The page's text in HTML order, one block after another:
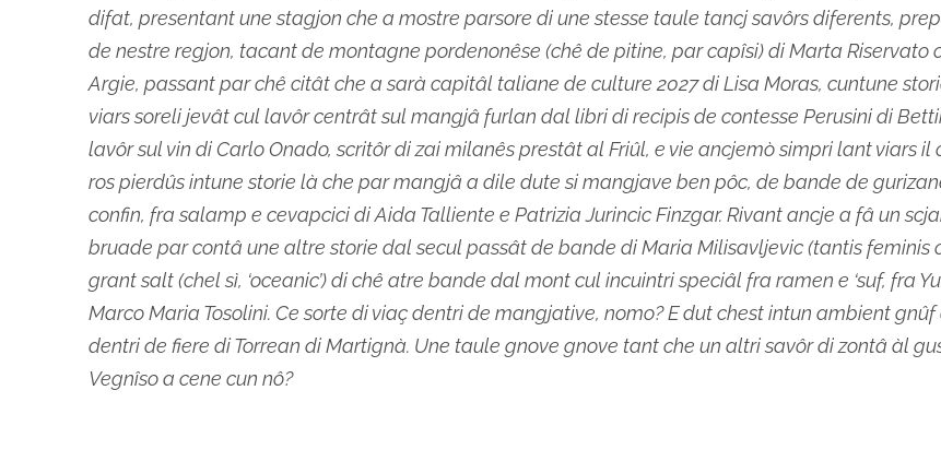
difat, presentant une stagjon che a mostre parsore di une stesse taule tancj savôrs diferents,
de nestre regjon, tacant de montagne pordenonêse (chê de pitine, par capîsi) di Marta Riservato
Argie, passant par chê citât che a sarà capitâl taliane de culture 2027 di Lisa Moras, cuntune
viars soreli jevât cul lavôr centrât sul mangjâ furlan dal libri di recipis de contesse Perusini di
lavôr sul vin di Carlo Onado, scritôr di zai milanês prestât al Friûl, e vie ancjemò simpri lant viars
ros pierdûs intune storie là che par mangjâ a dile dute si mangjave ben pôc, de bande de
confin, fra salamp e cevapcici di Aida Talliente e Patrizia Jurincic Finzgar. Rivant ancje a fâ un
bruade par contâ une altre storie dal secul passât de bande di Maria Milisavljevic (tantis feminis
grant salt (chel sì, ‘oceanic’) di chê atre bande dal mont cul incuintri speciâl fra ramen e ‘suf, fra
Marco Maria Tosolini. Ce sorte di viaç dentri de mangjative, nomo? E dut chest intun ambient
dentri de fiere di Torrean di Martignà. Une taule gnove gnove tant che un altri savôr di zontâ àl
Vegnîso a cene cun nô?